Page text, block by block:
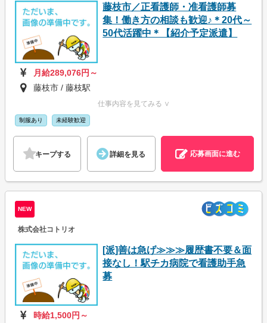
藤枝市／正看護師・准看護師募
集！働き方の相談も歓迎♪＊20代～
50代活躍中＊【紹介予定派遣】
月給289,076円～
藤枝市 / 藤枝駅
仕事内容を見てみる ∨
制服あり 未経験歓迎
キープする 詳細を見る 応募画面に進む
NEW
株式会社コトリオ
[派]善は急げ≫≫≫履歴書不要＆面
接なし！駅チカ病院で看護助手急
募
時給1,500円～